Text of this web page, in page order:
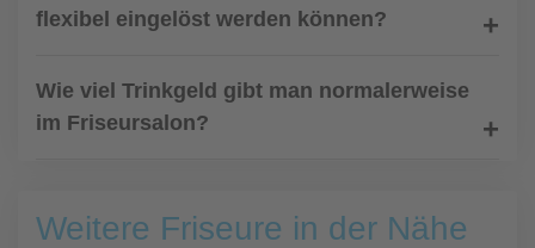
flexibel eingelöst werden können?
Wie viel Trinkgeld gibt man normalerweise
im Friseursalon?
Weitere Friseure in der Nähe